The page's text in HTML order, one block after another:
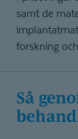
samt de
forskning
Så genomförs en tandimplan­tat­